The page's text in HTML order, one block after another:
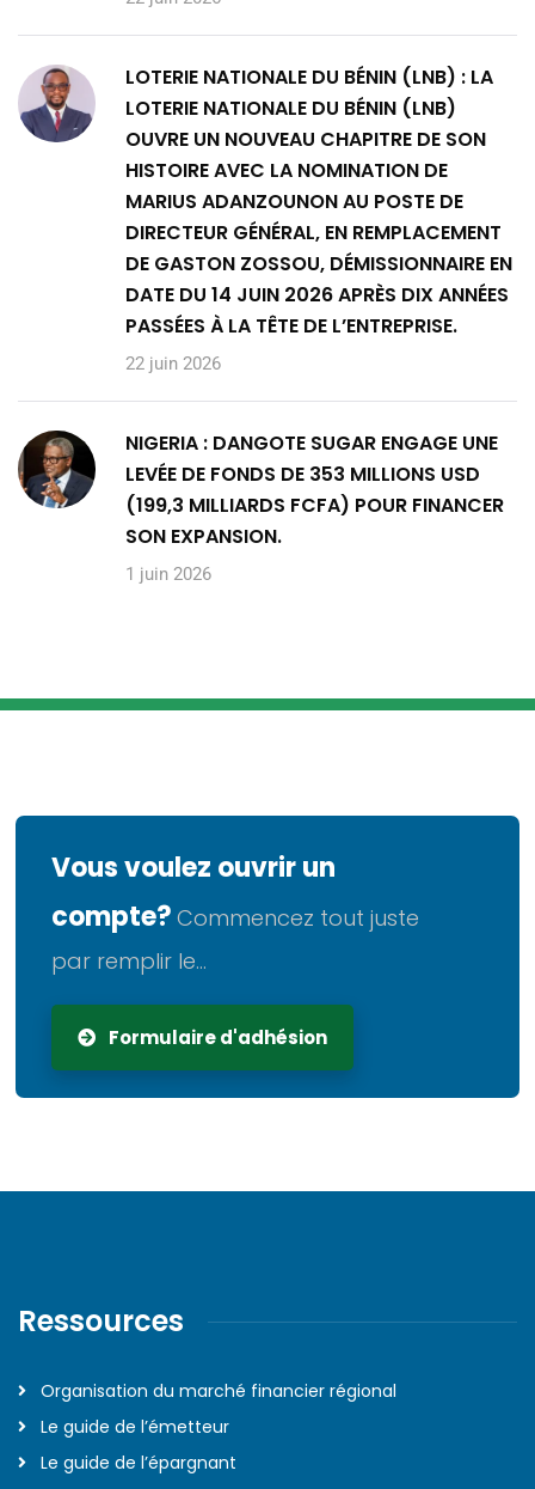
LOTERIE NATIONALE DU BÉNIN (LNB) : LA
LOTERIE NATIONALE DU BÉNIN (LNB)
OUVRE UN NOUVEAU CHAPITRE DE SON
HISTOIRE AVEC LA NOMINATION DE
MARIUS ADANZOUNON AU POSTE DE
DIRECTEUR GÉNÉRAL, EN REMPLACEMENT
DE GASTON ZOSSOU, DÉMISSIONNAIRE EN
DATE DU 14 JUIN 2026 APRÈS DIX ANNÉES
PASSÉES À LA TÊTE DE L’ENTREPRISE.
22 juin 2026
NIGERIA : DANGOTE SUGAR ENGAGE UNE
LEVÉE DE FONDS DE 353 MILLIONS USD
(199,3 MILLIARDS FCFA) POUR FINANCER
SON EXPANSION.
1 juin 2026
Vous voulez ouvrir un
compte? Commencez tout juste
par remplir le...
Formulaire d'adhésion
Ressources
Organisation du marché financier régional
Le guide de l’émetteur
Le guide de l’épargnant